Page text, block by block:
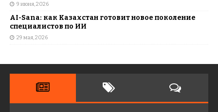
9 июня, 2026
AI-Sana: как Казахстан готовит новое поколение
специалистов по ИИ
29 мая, 2026